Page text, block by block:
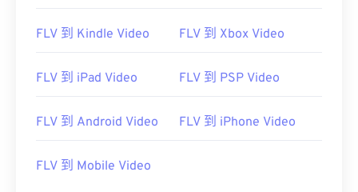
FLV 到 Kindle Video FLV 到 Xbox Video
FLV 到 iPad Video FLV 到 PSP Video
FLV 到 Android Video FLV 到 iPhone Video
FLV 到 Mobile Video